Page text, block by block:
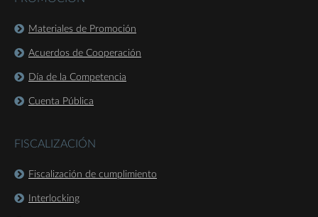
Materiales de Promoción
Acuerdos de Cooperación
Día de la Competencia
Cuenta Pública
FISCALIZACIÓN
Fiscalización de cumplimiento
Interlocking